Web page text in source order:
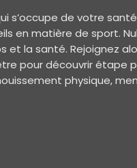
s’occupe de votre
en matière de sport.
et la santé. Rejoignez
pour découvrir étape
physique,